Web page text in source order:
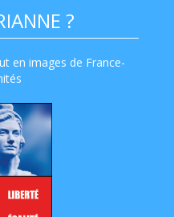
?
en images de France-